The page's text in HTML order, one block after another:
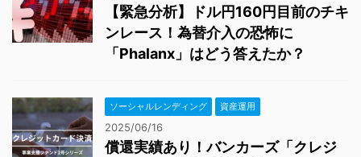
【緊急分析】ドル円160円目前のチキ
ンレース！為替介入の恐怖に
「Phalanx」はどう答えたか？
ソーシャルレンディング 資産運用
2025/06/16
償還実績あり！バンカーズ「クレジ